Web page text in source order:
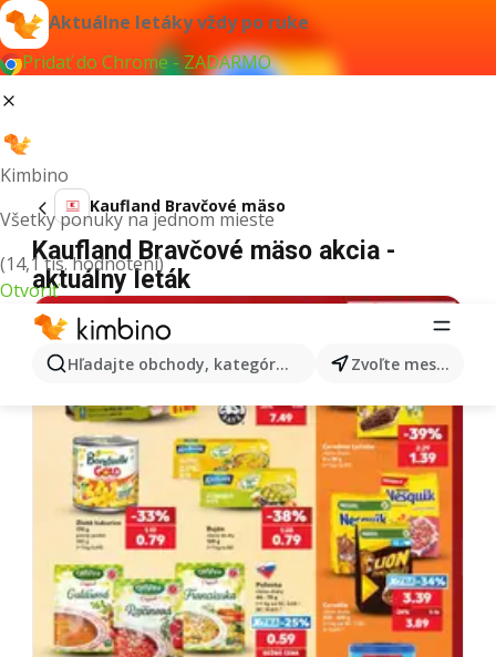
Aktuálne letáky vždy po ruke
Pridať do Chrome - ZADARMO
Kimbino
Všetky ponuky na jednom mieste
(14,1 tis. hodnotení)
Otvoriť
Hľadajte obchody, kategórie, produkty... Zvoľte mesto
Kaufland Bravčové mäso
Kaufland Bravčové mäso akcia -
aktuálny leták